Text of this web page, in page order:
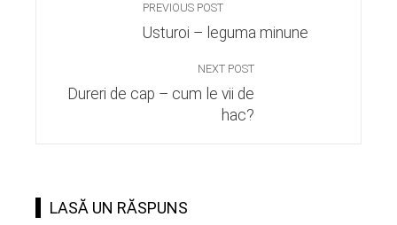
PREVIOUS POST
Usturoi – leguma minune
NEXT POST
Dureri de cap – cum le vii de
hac?
LASĂ UN RĂSPUNS